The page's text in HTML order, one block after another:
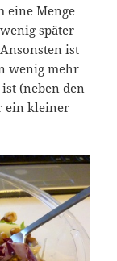
eine Menge
später
ist
wenig mehr
(neben den
ein kleiner